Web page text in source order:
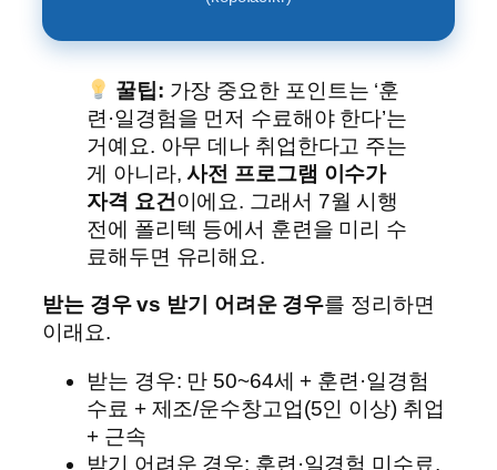
꿀팁: 가장 중요한 포인트는 ‘훈
련·일경험을 먼저 수료해야 한다’는
거예요. 아무 데나 취업한다고 주는
게 아니라,사전 프로그램 이수가
자격 요건이에요. 그래서 7월 시행
전에 폴리텍 등에서 훈련을 미리 수
료해두면 유리해요.
받는 경우 vs 받기 어려운 경우를 정리하면
이래요.
받는 경우: 만 50~64세 + 훈련·일경험
수료 + 제조/운수창고업(5인 이상) 취업
+ 근속
받기 어려운 경우: 훈련·일경험 미수료,